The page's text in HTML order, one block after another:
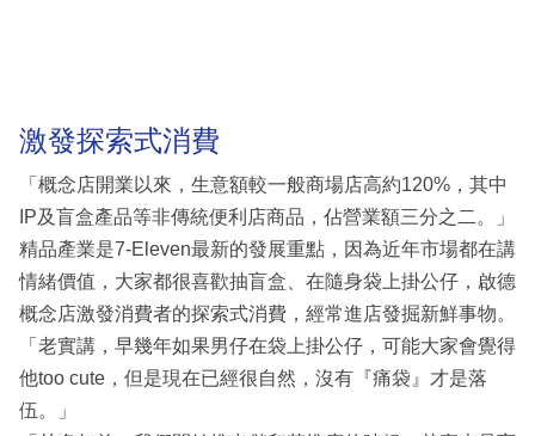
激發探索式消費
「概念店開業以來，生意額較一般商場店高約120%，其中
IP及盲盒產品等非傳統便利店商品，佔營業額三分之二。」
精品產業是7-Eleven最新的發展重點，因為近年市場都在講
情緒價值，大家都很喜歡抽盲盒、在隨身袋上掛公仔，啟德
概念店激發消費者的探索式消費，經常進店發掘新鮮事物。
「老實講，早幾年如果男仔在袋上掛公仔，可能大家會覺得
他too cute，但是現在已經很自然，沒有『痛袋』才是落
伍。」